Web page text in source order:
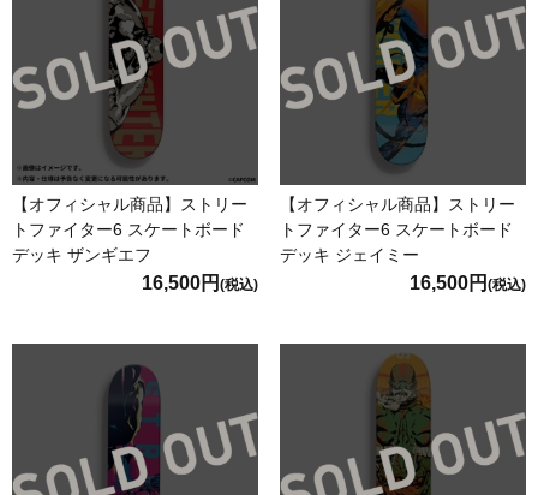
【オフィシャル商品】ストリー
トファイター6 スケートボード
デッキ ザンギエフ
16,500円 (税込)
【オフィシャル商品】ストリー
トファイター6 スケートボード
デッキ ジェイミー
16,500円 (税込)